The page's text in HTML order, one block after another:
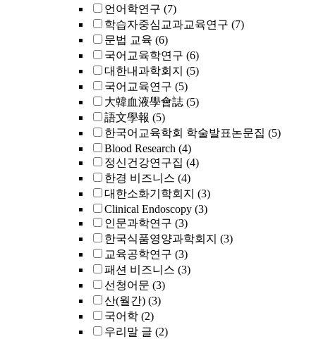
언어학연구 (7)
학습자중심교과교육연구 (7)
문법 교육 (6)
국어교육학연구 (6)
대한내과학회지 (5)
국어교육연구 (5)
大韓血液學會誌 (5)
語文學報 (5)
한국어교육학회 학술발표논문집 (5)
Blood Research (4)
정신건강연구집 (4)
한경 비즈니스 (4)
대한소화기학회지 (3)
Clinical Endoscopy (3)
인문과학연구 (3)
한국식품영양과학회지 (3)
교육공학연구 (3)
패션 비즈니스 (3)
선청어문 (3)
산(월간) (3)
국어학 (2)
우리말 글 (2)